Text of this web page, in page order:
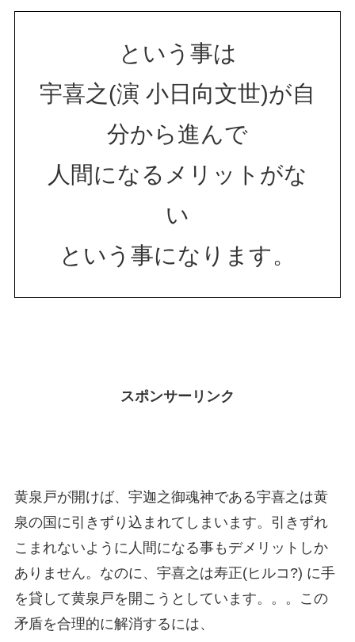
という事は
宇喜之(演 小日向文世)が自
分から進んで
人間になるメリットがな
い
という事になります。
スポンサーリンク
黄泉戸が開けば、宇迦之御魂神である宇喜之は黄
泉の国に引きずり込まれてしまいます。引きずれ
こまれないように人間になる事もデメリットしか
ありません。なのに、宇喜之は寿正(ヒルコ?) に手
を貸して黄泉戸を開こうとしています。。。この
矛盾を合理的に解消するには、